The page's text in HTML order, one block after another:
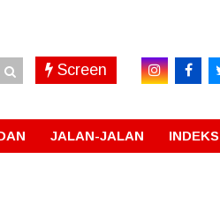
Screen
JALAN-JALAN INDEKS